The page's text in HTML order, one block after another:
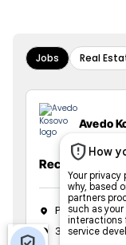
Jobs Real
Avedo
Recepsioniste
Prishtinë
31 Korrik 2026